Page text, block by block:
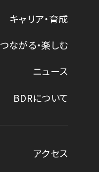
キャリア・育成
つながる・楽しむ
ニュース
BDRについて
アクセス